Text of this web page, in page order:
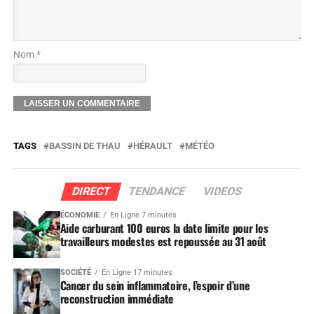
Nom *
TAGS BASSIN DE THAU HÉRAULT MÉTÉO
DIRECT TENDANCE VIDEOS
ÉCONOMIE En Ligne 7 minutes
Aide carburant 100 euros la date limite pour les
travailleurs modestes est repoussée au 31 août
SOCIÉTÉ En Ligne 17 minutes
Cancer du sein inflammatoire, l’espoir d’une
reconstruction immédiate